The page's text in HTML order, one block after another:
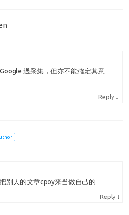
過采集，但亦不能確定其意
Reply ↓
别人的文章cpoy来当做自己的
Reply ↓